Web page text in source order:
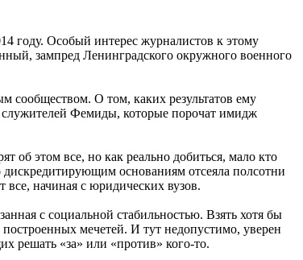
году. Особый интерес журналистов к этому
зампред Ленинградского окружного военного
сообществом. О том, каких результатов ему
служителей Фемиды, которые порочат имидж
об этом все, но как реально добиться, мало кто
основаниям отсеяла полсотни
все, начиная с юридических вузов.
с социальной стабильностью. Взять хотя бы
мечетей. И тут недопустимо, уверен
решать «за» или «против» кого-то.